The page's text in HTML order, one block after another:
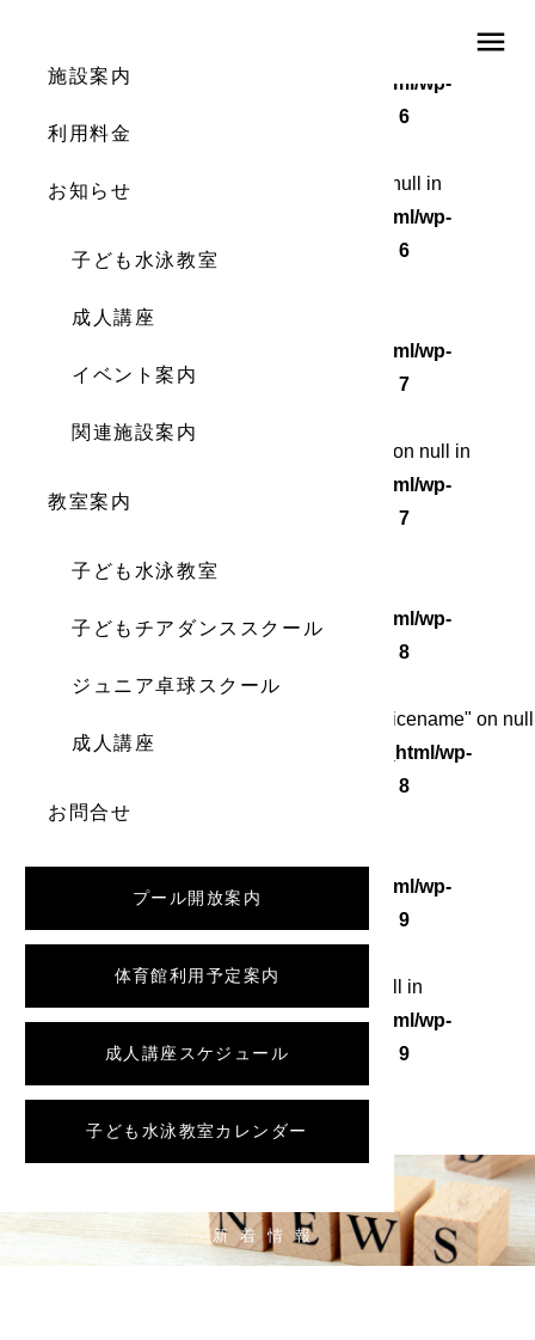
menu
施設案内
利用料金
お知らせ
子ども水泳教室
成人講座
イベント案内
関連施設案内
教室案内
子ども水泳教室
子どもチアダンススクール
ジュニア卓球スクール
成人講座
お問合せ
プール開放案内
体育館利用予定案内
成人講座スケジュール
子ども水泳教室カレンダー
/home/wordstock/numasupo.com/public_html/wp-
6
Warning: Attempt to read property "cat_ID" on null in
/home/wordstock/numasupo.com/public_html/wp-
content/themes/numaspo/single.php
6
Warning: Undefined array key 0 in
/home/wordstock/numasupo.com/public_html/wp-
content/themes/numaspo/single.php
7
: Attempt to read property "cat_name" on null in
/home/wordstock/numasupo.com/public_html/wp-
content/themes/numaspo/single.php
7
: Undefined array key 0 in
/home/wordstock/numasupo.com/public_html/wp-
8
: Attempt to read property "category_nicename" on null
/home/wordstock/numasupo.com/public_html/wp-
8
/home/wordstock/numasupo.com/public_html/wp-
9
: Attempt to read property "slug" on null in
/home/wordstock/numasupo.com/public_html/wp-
content/themes/numaspo/single.php
9
新着情報